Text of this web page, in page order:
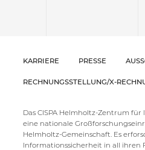
KARRIERE PRESSE
RECHNUNGSSTELLUNG/X-
Das CISPA Helmholtz-Zentrum
eine nationale
Helmholtz-Gemeinschaft. Es
Informationssicherheit in all ihren